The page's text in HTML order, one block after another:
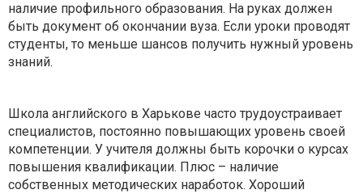
наличие профильного образования. На руках должен
быть документ об окончании вуза. Если уроки проводят
студенты, то меньше шансов получить нужный уровень
знаний.
Школа английского в Харькове часто трудоустраивает
специалистов, постоянно повышающих уровень своей
компетенции. У учителя должны быть корочки о курсах
повышения квалификации. Плюс – наличие
собственных методических наработок. Хороший